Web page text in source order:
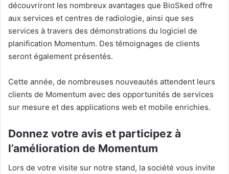
découvriront les nombreux avantages que BioSked offre
aux services et centres de radiologie, ainsi que ses
services à travers des démonstrations du logiciel de
planification Momentum. Des témoignages de clients
seront également présentés.
Cette année, de nombreuses nouveautés attendent leurs
clients de Momentum avec des opportunités de services
sur mesure et des applications web et mobile enrichies.
Donnez votre avis et participez à
l’amélioration de Momentum
Lors de votre visite sur notre stand, la société vous invite